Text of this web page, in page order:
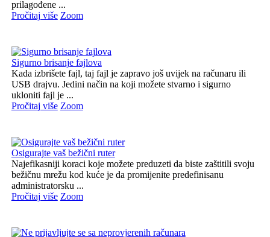
prilagođene ...
Pročitaj više Zoom
Sigurno brisanje fajlova
Kada izbrišete fajl, taj fajl je zapravo još uvijek na računaru ili
USB drajvu. Jedini način na koji možete stvarno i sigurno
ukloniti fajl je ...
Pročitaj više Zoom
Osigurajte vaš bežični ruter
Najefikasniji koraci koje možete preduzeti da biste zaštitili svoju
bežičnu mrežu kod kuće je da promijenite predefinisanu
administratorsku ...
Pročitaj više Zoom